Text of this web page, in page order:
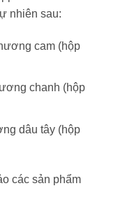
nhiên sau:
cam (hộp
chanh (hộp
dâu tây (hộp
các sản phẩm